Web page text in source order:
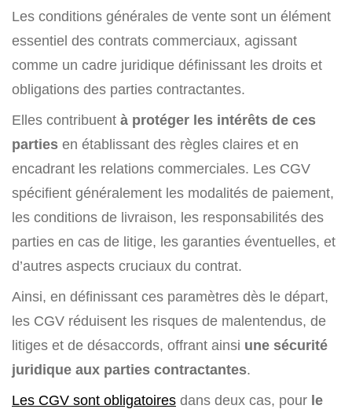
Les conditions générales de vente sont un élément
essentiel des contrats commerciaux, agissant
comme un cadre juridique définissant les droits et
obligations des parties contractantes.
Elles contribuent à protéger les intérêts de ces
parties en établissant des règles claires et en
encadrant les relations commerciales. Les CGV
spécifient généralement les modalités de paiement,
les conditions de livraison, les responsabilités des
parties en cas de litige, les garanties éventuelles, et
d’autres aspects cruciaux du contrat.
Ainsi, en définissant ces paramètres dès le départ,
les CGV réduisent les risques de malentendus, de
litiges et de désaccords, offrant ainsi une sécurité
juridique aux parties contractantes.
Les CGV sont obligatoires dans deux cas, pour le